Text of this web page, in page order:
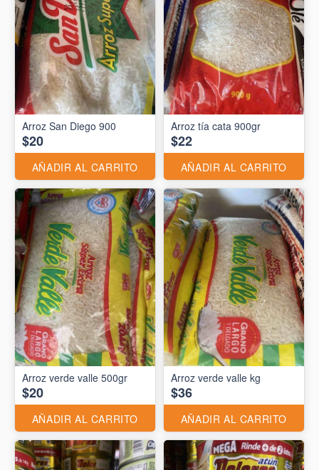
Arroz San Diego 900
$20
AÑADIR AL CARRITO
Arroz tía cata 900gr
$22
AÑADIR AL CARRITO
Arroz verde valle 500gr
$20
AÑADIR AL CARRITO
Arroz verde valle kg
$36
AÑADIR AL CARRITO